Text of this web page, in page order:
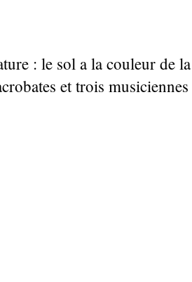
: le sol a la couleur de
et trois